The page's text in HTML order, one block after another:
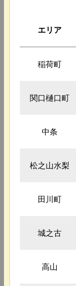
エリア
稲荷町
関口樋口町
中条
松之山水梨
田川町
城之古
高山